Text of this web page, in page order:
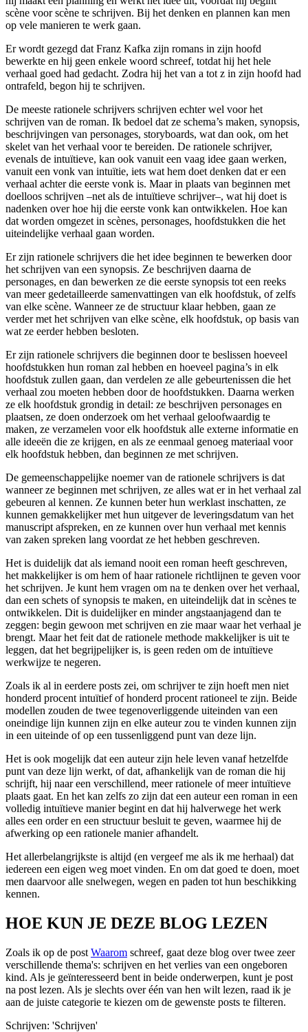
scène voor scène te schrijven. Bij het denken en plannen kan men
op vele manieren te werk gaan.
Er wordt gezegd dat Franz Kafka zijn romans in zijn hoofd
bewerkte en hij geen enkele woord schreef, totdat hij het hele
verhaal goed had gedacht. Zodra hij het van a tot z in zijn hoofd had
ontrafeld, begon hij te schrijven.
De meeste rationele schrijvers schrijven echter wel voor het
schrijven van de roman. Ik bedoel dat ze schema’s maken, synopsis,
beschrijvingen van personages, storyboards, wat dan ook, om het
skelet van het verhaal voor te bereiden. De rationele schrijver,
evenals de intuïtieve, kan ook vanuit een vaag idee gaan werken,
vanuit een vonk van intuïtie, iets wat hem doet denken dat er een
verhaal achter die eerste vonk is. Maar in plaats van beginnen met
doelloos schrijven –net als de intuïtieve schrijver–, wat hij doet is
nadenken over hoe hij die eerste vonk kan ontwikkelen. Hoe kan
dat worden omgezet in scènes, personages, hoofdstukken die het
uiteindelijke verhaal gaan worden.
Er zijn rationele schrijvers die het idee beginnen te bewerken door
het schrijven van een synopsis. Ze beschrijven daarna de
personages, en dan bewerken ze die eerste synopsis tot een reeks
van meer gedetailleerde samenvattingen van elk hoofdstuk, of zelfs
van elke scène. Wanneer ze de structuur klaar hebben, gaan ze
verder met het schrijven van elke scène, elk hoofdstuk, op basis van
wat ze eerder hebben besloten.
Er zijn rationele schrijvers die beginnen door te beslissen hoeveel
hoofdstukken hun roman zal hebben en hoeveel pagina’s in elk
hoofdstuk zullen gaan, dan verdelen ze alle gebeurtenissen die het
verhaal zou moeten hebben door de hoofdstukken. Daarna werken
ze elk hoofdstuk grondig in detail: ze beschrijven personages en
plaatsen, ze doen onderzoek om het verhaal geloofwaardig te
maken, ze verzamelen voor elk hoofdstuk alle externe informatie en
alle ideeën die ze krijgen, en als ze eenmaal genoeg materiaal voor
elk hoofdstuk hebben, dan beginnen ze met schrijven.
De gemeenschappelijke noemer van de rationele schrijvers is dat
wanneer ze beginnen met schrijven, ze alles wat er in het verhaal zal
gebeuren al kennen. Ze kunnen beter hun werklast inschatten, ze
kunnen gemakkelijker met hun uitgever de leveringsdatum van het
manuscript afspreken, en ze kunnen over hun verhaal met kennis
van zaken spreken lang voordat ze het hebben geschreven.
Het is duidelijk dat als iemand nooit een roman heeft geschreven,
het makkelijker is om hem of haar rationele richtlijnen te geven voor
het schrijven. Je kunt hem vragen om na te denken over het verhaal,
dan een schets of synopsis te maken, en uiteindelijk dat in scènes te
ontwikkelen. Dit is duidelijker en minder angstaanjagend dan te
zeggen: begin gewoon met schrijven en zie maar waar het verhaal je
brengt. Maar het feit dat de rationele methode makkelijker is uit te
leggen, dat het begrijpelijker is, is geen reden om de intuïtieve
werkwijze te negeren.
Zoals ik al in eerdere posts zei, om ​​schrijver te zijn hoeft men niet
honderd procent intuïtief of honderd procent rationeel te zijn. Beide
modellen zouden de twee tegenoverliggende uiteinden van een
oneindige lijn kunnen zijn en elke auteur zou te vinden kunnen zijn
in een uiteinde of op een tussenliggend punt van deze lijn.
Het is ook mogelijk dat een auteur zijn hele leven vanaf hetzelfde
punt van deze lijn werkt, of dat, afhankelijk van de roman die hij
schrijft, hij naar een verschillend, meer rationele of meer intuïtieve
plaats gaat. En het kan zelfs zo zijn dat een auteur een roman in een
volledig intuïtieve manier begint en dat hij halverwege het werk
alles een order en een structuur besluit te geven, waarmee hij de
afwerking op een rationele manier afhandelt.
Het allerbelangrijkste is altijd (en vergeef me als ik me herhaal) dat
iedereen een eigen weg moet vinden. En om dat goed te doen, moet
men daarvoor alle snelwegen, wegen en paden tot hun beschikking
kennen.
HOE KUN JE DEZE BLOG LEZEN
Zoals ik op de post Waarom schreef, gaat deze blog over twee zeer
verschillende thema's: schrijven en het verlies van een ongeboren
kind. Als je geïnteresseerd bent in beide onderwerpen, kunt je post
na post lezen. Als je slechts over één van hen wilt lezen, raad ik je
aan de juiste categorie te kiezen om de gewenste posts te filteren.
Schrijven: 'Schrijven'